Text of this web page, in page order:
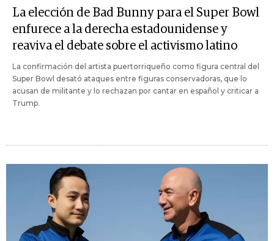
La elección de Bad Bunny para el Super Bowl
enfurece a la derecha estadounidense y
reaviva el debate sobre el activismo latino
La confirmación del artista puertorriqueño como figura central del
Super Bowl desató ataques entre figuras conservadoras, que lo
acusan de militante y lo rechazan por cantar en español y criticar a
Trump.